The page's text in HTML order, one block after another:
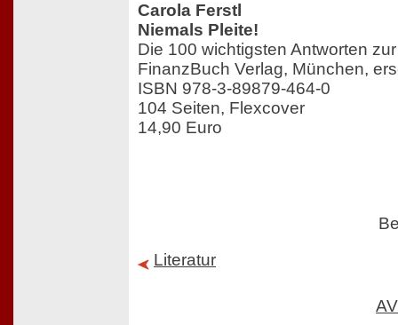
Carola Ferstl
Niemals Pleite!
Die 100 wichtigsten Antworten
FinanzBuch Verlag, München,
ISBN 978-3-89879-464-0
104 Seiten, Flexcover
14,90 Euro
Literatur